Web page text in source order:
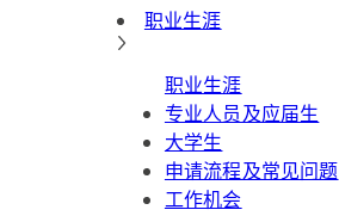
职业生涯
职业生涯
专业人员及应届生
大学生
申请流程及常见问题
工作机会